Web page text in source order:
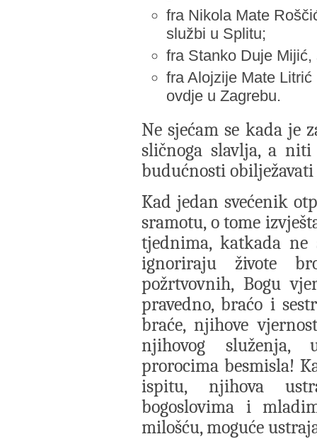
fra Nikola Mate
službi u Splitu;
fra Stanko Duje
fra Alojzije Mate
ovdje u Zagrebu.
Ne sjećam se kada je
sličnoga slavlja, a
budućnosti
Kad jedan svećenik
sramotu, o tome
tjednima, katkada
ignoriraju živote
požrtvovnih, Bogu
pravedno, braćo i
braće, njihove
njihovog služenja,
prorocima besmisla!
ispitu, njihova
bogoslovima i
milošću, moguće